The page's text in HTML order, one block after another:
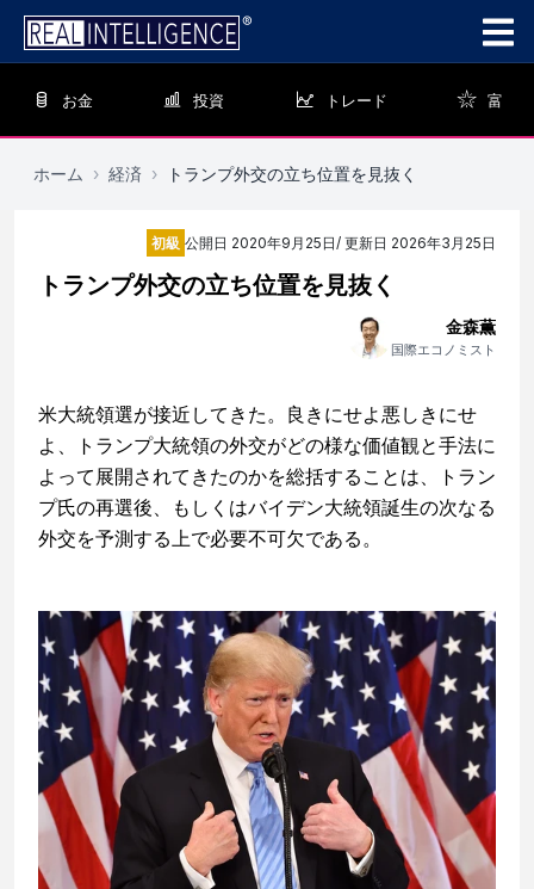
お金 投資 トレード 富
ホーム › 経済 › トランプ外交の立ち位置を見抜く
初級 公開日 2020年9月25日/ 更新日 2026年3月25日
トランプ外交の立ち位置を見抜く
金森薫
国際エコノミスト
米大統領選が接近してきた。良きにせよ悪しきにせ
よ、トランプ大統領の外交がどの様な価値観と手法に
よって展開されてきたのかを総括することは、トラン
プ氏の再選後、もしくはバイデン大統領誕生の次なる
外交を予測する上で必要不可欠である。